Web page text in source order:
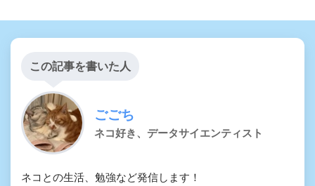
この記事を書いた人
ごごち
ネコ好き、データサイエンティスト
ネコとの生活、勉強など発信します！